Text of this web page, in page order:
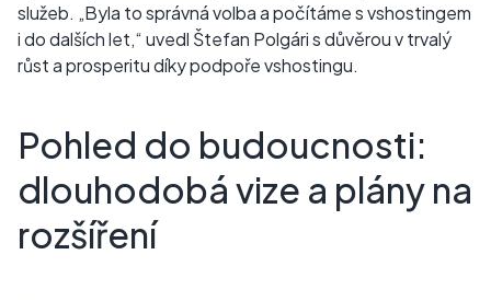
služeb. „Byla to správná volba a počítáme s vshostingem
i do dalších let,“ uvedl Štefan Polgári s důvěrou v trvalý
růst a prosperitu díky podpoře vshostingu.
Pohled do budoucnosti:
dlouhodobá vize a plány na
rozšíření